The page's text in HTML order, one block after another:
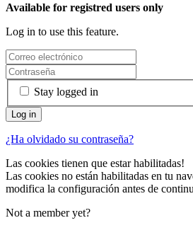
Available for registred users only
Log in to use this feature.
Stay logged in
¿Ha olvidado su contraseña?
Las cookies tienen que estar habilitadas!
Las cookies no están habilitadas en tu
modifica la configuración antes de
Not a member yet?